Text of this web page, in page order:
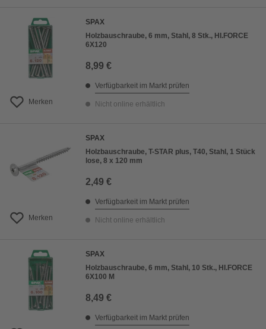
Merken
SPAX
Holzbauschraube, 6 mm, Stahl, 8 Stk., HI.FORCE
6X120
8,99 €
Verfügbarkeit im Markt prüfen
Nicht online erhältlich
Merken
SPAX
Holzbauschraube, T-STAR plus, T40, Stahl, 1 Stück
lose, 8 x 120 mm
2,49 €
Verfügbarkeit im Markt prüfen
Nicht online erhältlich
SPAX
Holzbauschraube, 6 mm, Stahl, 10 Stk., HI.FORCE
6X100 M
8,49 €
Verfügbarkeit im Markt prüfen